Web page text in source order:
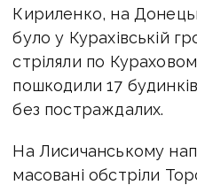
Кириленко, на
було у Курахівській
стріляли по
пошкодили 17
без постраждалих.
На Лисичанському
масовані обстріли